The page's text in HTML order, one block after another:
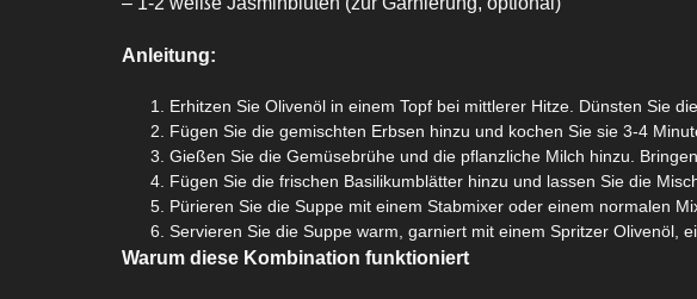
Anleitung:
Erhitzen Sie Olivenöl in einem Topf bei mittlerer Hitze. Dünsten Sie
Fügen Sie die gemischten Erbsen hinzu und kochen Sie sie 3-4
Gießen Sie die Gemüsebrühe und die pflanzliche Milch hinzu.
Fügen Sie die frischen Basilikumblätter hinzu und lassen Sie die
Pürieren Sie die Suppe mit einem Stabmixer oder einem normalen
Servieren Sie die Suppe warm, garniert mit einem Spritzer Olivenöl,
Warum diese Kombination funktioniert